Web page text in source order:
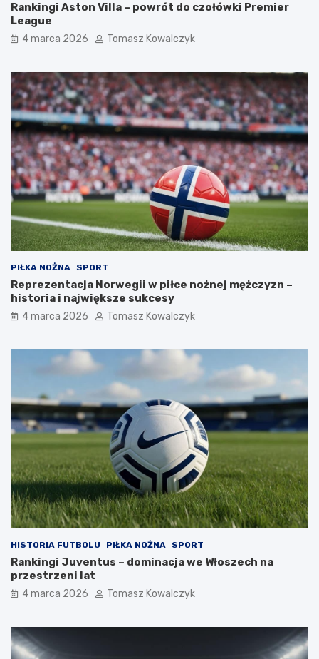
Rankingi Aston Villa – powrót do czołówki Premier
League
4 marca 2026 Tomasz Kowalczyk
PIŁKA NOŻNA SPORT
Reprezentacja Norwegii w piłce nożnej mężczyzn –
historia i największe sukcesy
4 marca 2026 Tomasz Kowalczyk
HISTORIA FUTBOLU PIŁKA NOŻNA SPORT
Rankingi Juventus – dominacja we Włoszech na
przestrzeni lat
4 marca 2026 Tomasz Kowalczyk